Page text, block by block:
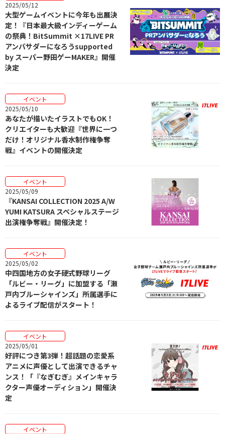
2025/05/12
大型ゲームイベントに今年も出展決
定！『日本最大級インディーゲーム
の祭典！BitSummit ×17LIVE PR
アンバサダーになろうsupported
by スーパー野田ゲーMAKER』開催
決定
イベント
2025/05/10
あなたが描いたイラストでもOK！
クリエイターも大歓迎『世界に一つ
だけ！オリジナル香水制作権争奪
戦』イベントの開催決定
イベント
2025/05/09
『KANSAI COLLECTION 2025 A/W
YUMI KATSURA スペシャルステージ
出演権争奪戦』開催決定！
イベント
2025/05/02
中四国地方の女子硬式野球リーグ
「ルビー・リーグ」に加盟する「瀬
戸内ブルーシャインズ」所属選手に
よるライブ配信がスタート！
イベント
2025/05/01
好評につき第3弾！超話題の恋愛系
アニメに声優として出演できるチャ
ンス！「『なぎむぎ』メインキャラ
クター声優オーディション」開催決
定
イベント